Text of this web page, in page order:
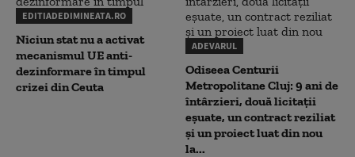
EDITIADEDIMINEATA.RO
Niciun stat nu a activat
mecanismul UE anti-
dezinformare în timpul
crizei din Ceuta
ADEVARUL
Odiseea Centurii
Metropolitane Cluj: 9 ani de
întârzieri, două licitații
eșuate, un contract reziliat
și un proiect luat din nou
la...